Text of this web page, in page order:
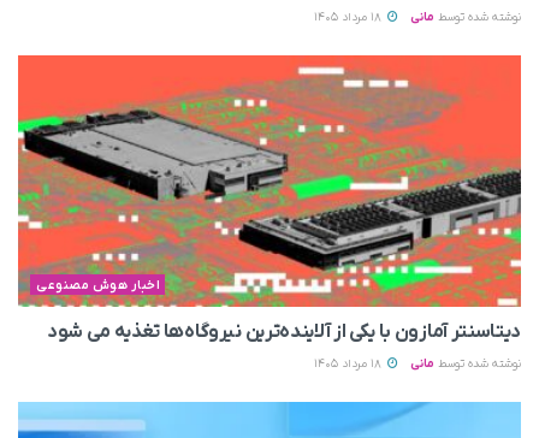
نوشته شده توسط مانی
اخبار هوش مصنوعی
دیتاسنتر آمازون با یکی از آلاینده‌ترین نیروگاه‌ها تغذیه می‌ شود
نوشته شده توسط مانی